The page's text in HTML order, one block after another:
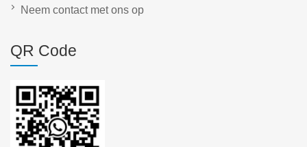
Neem contact met ons op
QR Code